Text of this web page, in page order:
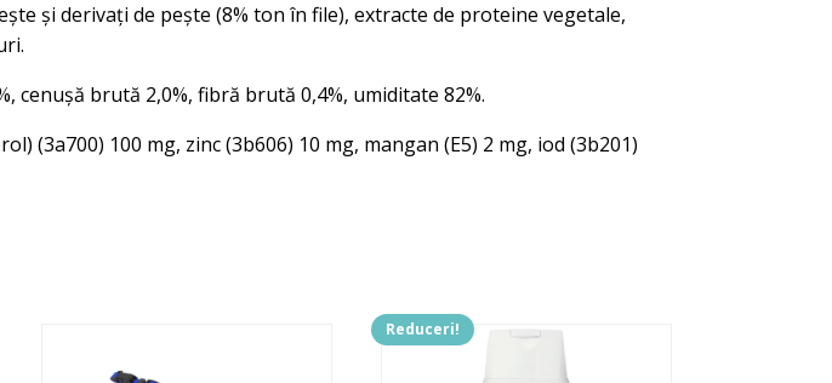
și derivați de pește (8% ton în file), extracte de proteine ​​vegetale,
cenușă brută 2,0%, fibră brută 0,4%, umiditate 82%.
(3a700) 100 mg, zinc (3b606) 10 mg, mangan (E5) 2 mg, iod (3b201)
Reduceri!